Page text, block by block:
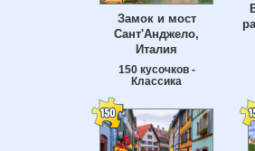
Замок и мост
Сант'Анджело,
Италия
150 кусочков -
Классика